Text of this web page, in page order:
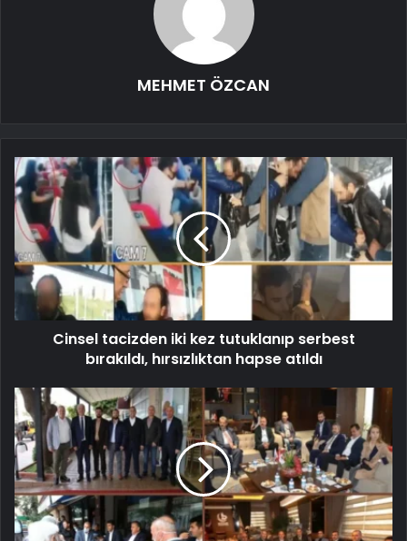
MEHMET ÖZCAN
Cinsel tacizden iki kez tutuklanıp serbest
bırakıldı, hırsızlıktan hapse atıldı